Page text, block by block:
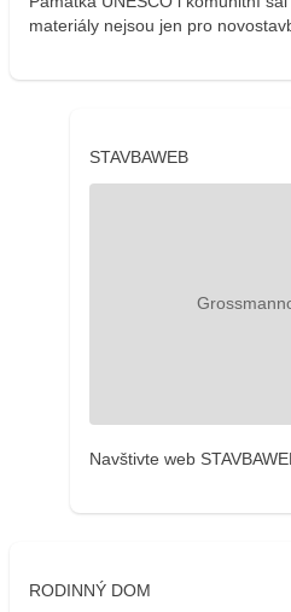
materiály nejsou jen pro
STAVBAWEB
Navštivte web
RODINNÝ DOM